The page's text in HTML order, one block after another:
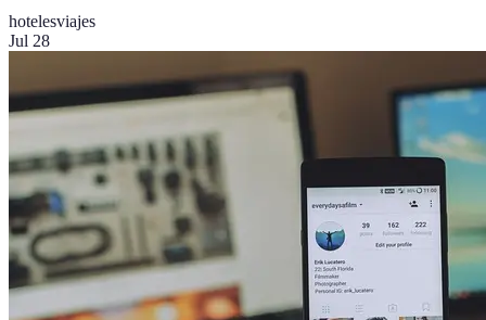
hotelesviajes
Jul 28